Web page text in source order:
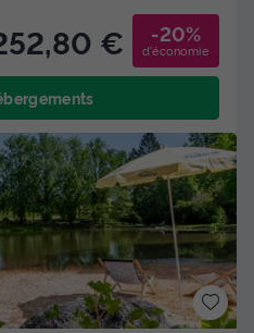
€ -20%
d'économie